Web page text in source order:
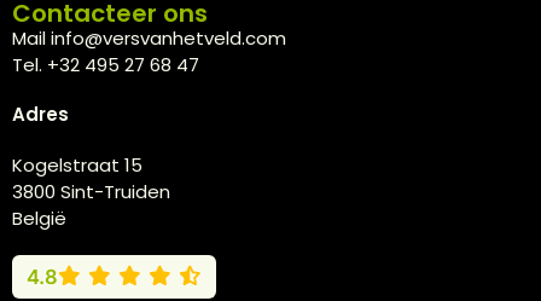
Contacteer ons
Mail info@versvanhetveld.com
Tel. +32 495 27 68 47
Adres
Kogelstraat 15
3800 Sint-Truiden
België
4.8